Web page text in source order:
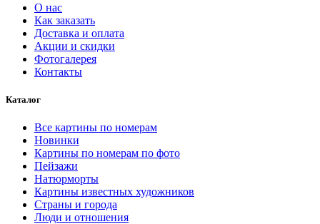
выбрать
на
О нас
Как заказать
Доставка и оплата
Акции и скидки
Фотогалерея
Контакты
Каталог
Все картины по номерам
Новинки
Картины по номерам по фото
Пейзажи
Натюрморты
Картины известных художников
Страны и города
Люди и отношения